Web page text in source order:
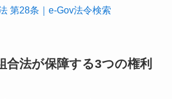
第28条｜e-Gov法令検索
合法が保障する3つの権利